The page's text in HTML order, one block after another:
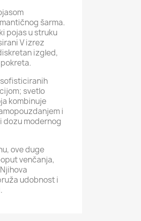
šarma.
pojas u struku
V izrez
izgled,
sofisticiranih
svetlo
kombinuje
i
dozu modernog
ove duge
venčanja,
udobnost i